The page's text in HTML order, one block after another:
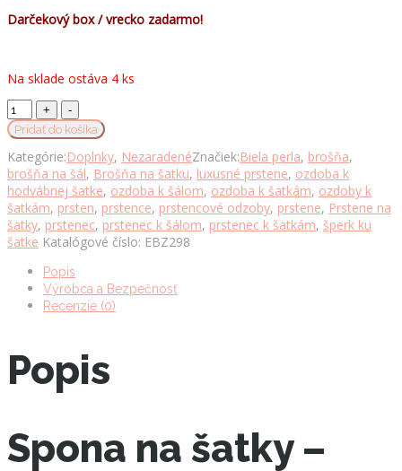
Darčekový box / vrecko zadarmo!
Na sklade ostáva 4 ks
Luxusná
spona
na
šatku
a
šál
v
kruhovom
dizajne
sklíčkami
zlatej
Pridať do košíka
Kategórie:Doplnky, NezaradenéZnačiek:Biela perla, brošňa,
brošňa na šál, Brošňa na šatku, luxusné prstene, ozdoba k
hodvábnej šatke, ozdoba k šálom, ozdoba k šatkám, ozdoby k
šatkám, prsten, prstence, prstencové odzoby, prstene, Prstene na
šatky, prstenec, prstenec k šálom, prstenec k šatkám, šperk ku
šatke Katalógové číslo: EBZ298
Popis
Výrobca a Bezpečnosť
Recenzie (0)
Popis
Spona na šatky –